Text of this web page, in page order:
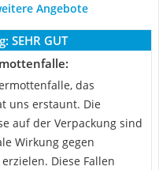
Angebote
SEHR GUT
das
uns erstaunt. Die
auf der Verpackung sind
Wirkung gegen
Diese Fallen